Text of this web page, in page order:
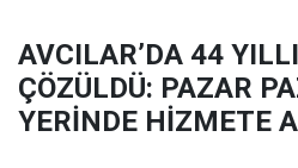
AVCILAR’DA 44
ÇÖZÜLDÜ: PAZAR
YERİNDE HİZMETE